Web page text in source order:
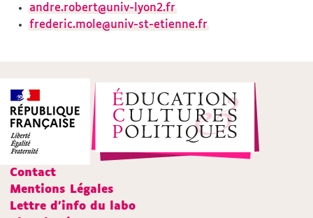
andre.robert@univ-lyon2.fr
frederic.mole@univ-st-etienne.fr
Contact
Mentions Légales
Lettre d'info du labo